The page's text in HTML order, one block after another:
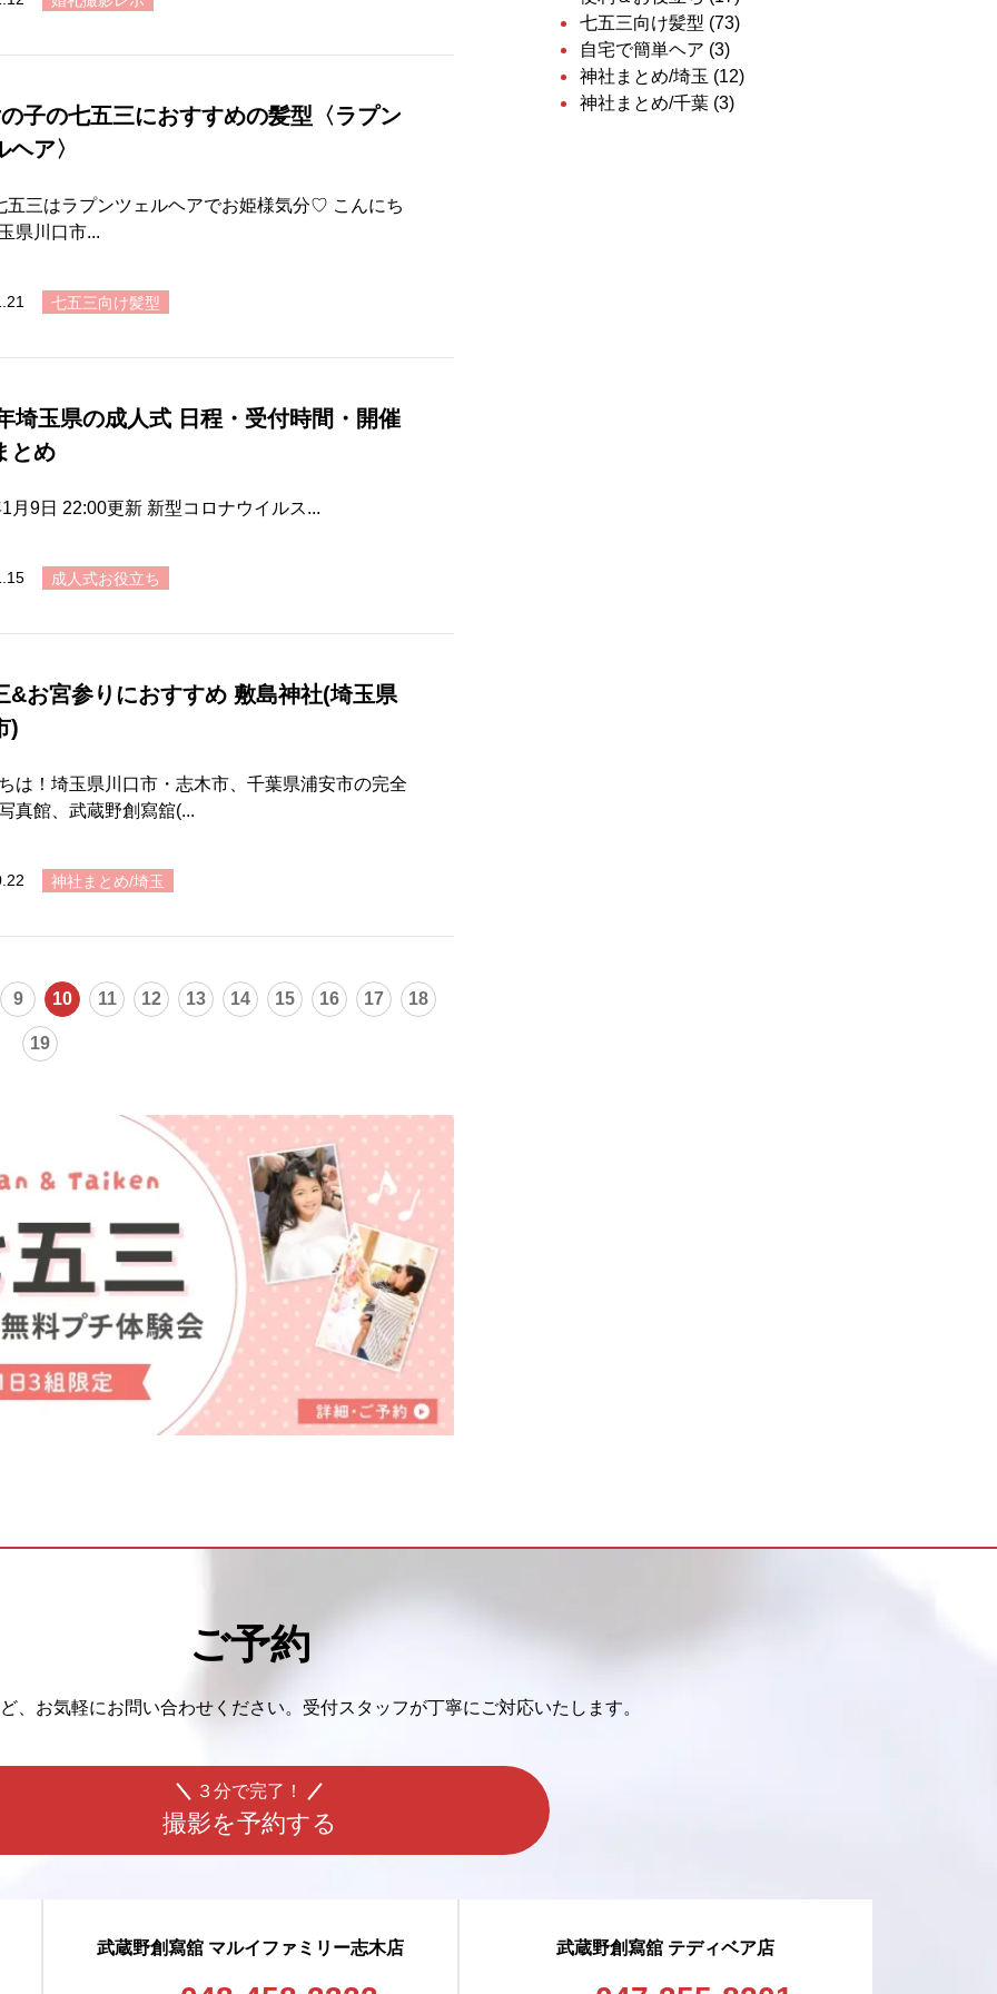
子の七五三におすすめの髪型〈ラプン
ア〉
五三はラプンツェルヘアでお姫様気分♡ こんにち
県川口市...
七五三向け髪型
埼玉県の成人式 日程・受付時間・開催
とめ
月9日 22:00更新 新型コロナウイルス...
成人式お役立ち
&お宮参りにおすすめ 敷島神社(埼玉県
)
は！埼玉県川口市・志木市、千葉県浦安市の完全
真館、武蔵野創寫舘(...
神社まとめ/埼玉
9 10 11 12 13 14 15 16 17 18
19
七五三向け髪型 (73)
自宅で簡単ヘア (3)
神社まとめ/埼玉 (12)
神社まとめ/千葉 (3)
ご予約
、 お気軽にお問い合わせください。 受付スタッフが丁寧にご対応いたします。
３分で完了！
撮影を予約する
武蔵野創寫舘 マルイファミリー志木店 武蔵野創寫舘 テディベア店